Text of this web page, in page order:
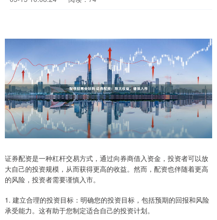
证券配资是一种杠杆交易方式，通过向券商借入资金，投资者可以放
大自己的投资规模，从而获得更高的收益。然而，配资也伴随着更高
的风险，投资者需要谨慎入市。
1. 建立合理的投资目标：明确您的投资目标，包括预期的回报和风险
承受能力。这有助于您制定适合自己的投资计划。